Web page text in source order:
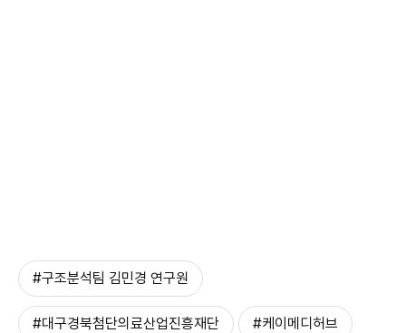
#구조분석팀 김민경 연구원
#대구경북첨단의료산업진흥재단 #케이메디허브